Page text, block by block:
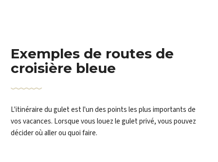
Exemples de routes de
croisière bleue
L'itinéraire du gulet est l'un des points les plus importants de
vos vacances. Lorsque vous louez le gulet privé, vous pouvez
décider où aller ou quoi faire.